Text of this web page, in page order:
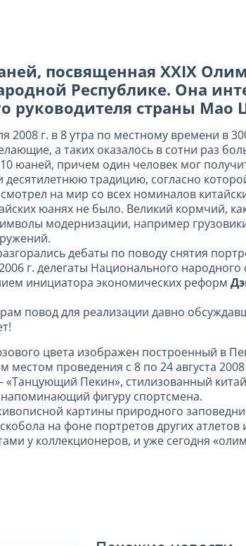
посвященная XXIX
Республике. Она
руководителя страны Мао
2008 г. в 8 утра по местному времени в
а таких оказалось в сотни раз
юаней, причем один человек мог
традицию, согласно
на мир со всех номиналов
юанях не было. Великий кормчий,
модернизации, например
дебаты по поводу снятия
г. делегаты Национального
инициатора экономических реформ
повод для реализации давно
цвета изображен построенный в
местом проведения с 8 по 24 августа
Пекин», стилизованный
напоминающий фигуру спортсмена.
картины природного
на фоне портретов других атлетов
у коллекционеров, и уже сегодня